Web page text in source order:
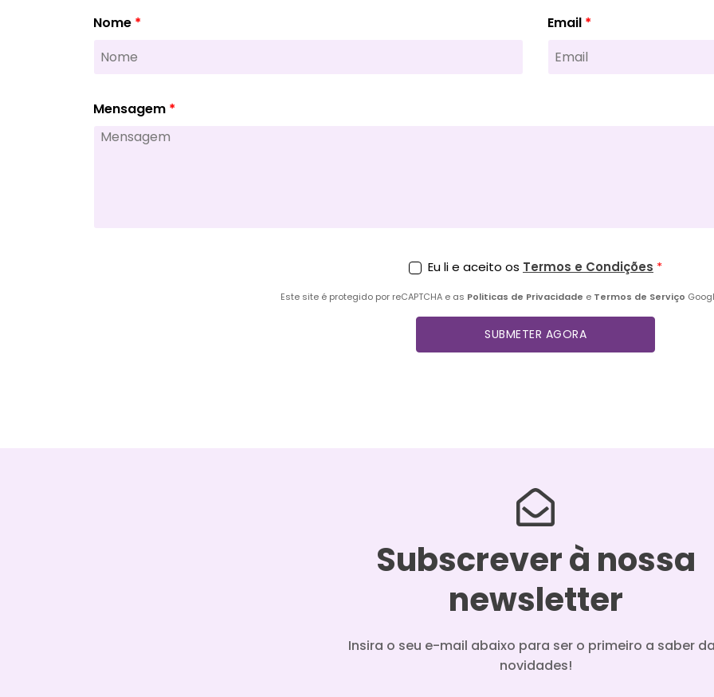
Nome Email
Mensagem
Eu li e aceito os Termos e Condições
Este site é protegido por reCAPTCHA e as Politicas de Privacidade e Termos de Serviço
SUBMETER AGORA
Subscrever à nossa
newsletter
Insira o seu e-mail abaixo para ser o primeiro a saber
novidades!